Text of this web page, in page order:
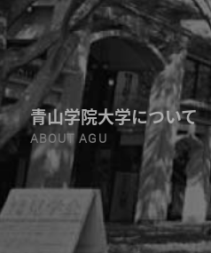
青山学院大学について
ABOUT AGU